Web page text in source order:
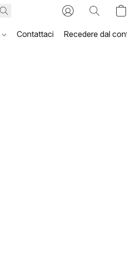
Contattaci Recedere dal